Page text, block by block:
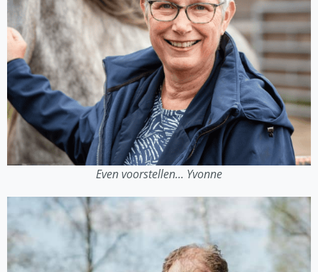
Even voorstellen... Yvonne